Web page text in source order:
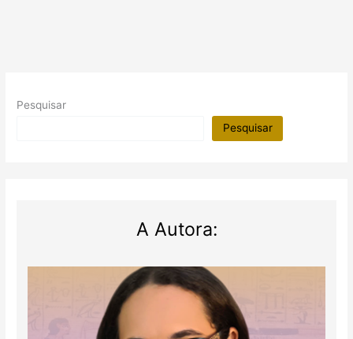
Pesquisar
Pesquisar
A Autora: